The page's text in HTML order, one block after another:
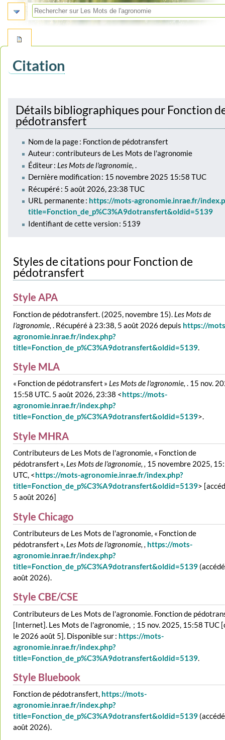
Citation
navigation
recherche
Détails bibliographiques pour Fonction
pédotransfert
Nom de la page : Fonction de pédotransfert
Auteur : contributeurs de Les Mots de l'agronomie
Éditeur : Les Mots de l'agronomie, .
Dernière modification : 15 novembre 2025 15:58 TUC
Récupéré : 5 août 2026, 23:38 TUC
URL permanente : https://mots-agronomie.inrae.fr/
title=Fonction_de_p%C3%A9dotransfert&oldid=5139
Identifiant de cette version : 5139
Styles de citations pour Fonction de
pédotransfert
Style APA
Fonction de pédotransfert. (2025, novembre 15). Les Mots de
l'agronomie,. Récupéré à 23:38, 5 août 2026 depuis https://
agronomie.inrae.fr/index.php?
title=Fonction_de_p%C3%A9dotransfert&oldid=5139.
Style MLA
« Fonction de pédotransfert » Les Mots de l'agronomie,. 15 nov.
15:58 UTC. 5 août 2026, 23:38 <https://mots-
agronomie.inrae.fr/index.php?
title=Fonction_de_p%C3%A9dotransfert&oldid=5139>.
Style MHRA
Contributeurs de Les Mots de l'agronomie, « Fonction de
pédotransfert », Les Mots de l'agronomie, , 15 novembre 2025,
UTC, <https://mots-agronomie.inrae.fr/index.php?
title=Fonction_de_p%C3%A9dotransfert&oldid=5139>
5 août 2026]
Style Chicago
Contributeurs de Les Mots de l'agronomie, « Fonction de
pédotransfert », Les Mots de l'agronomie, , https://mots-
agronomie.inrae.fr/index.php?
title=Fonction_de_p%C3%A9dotransfert&oldid=5139
août 2026).
Style CBE/CSE
Contributeurs de Les Mots de l'agronomie. Fonction de
[Internet]. Les Mots de l'agronomie, ; 15 nov. 2025, 15:58 TUC
le 2026 août 5]. Disponible sur : https://mots-
agronomie.inrae.fr/index.php?
title=Fonction_de_p%C3%A9dotransfert&oldid=5139.
Style Bluebook
Fonction de pédotransfert, https://mots-
agronomie.inrae.fr/index.php?
title=Fonction_de_p%C3%A9dotransfert&oldid=5139
août 2026).